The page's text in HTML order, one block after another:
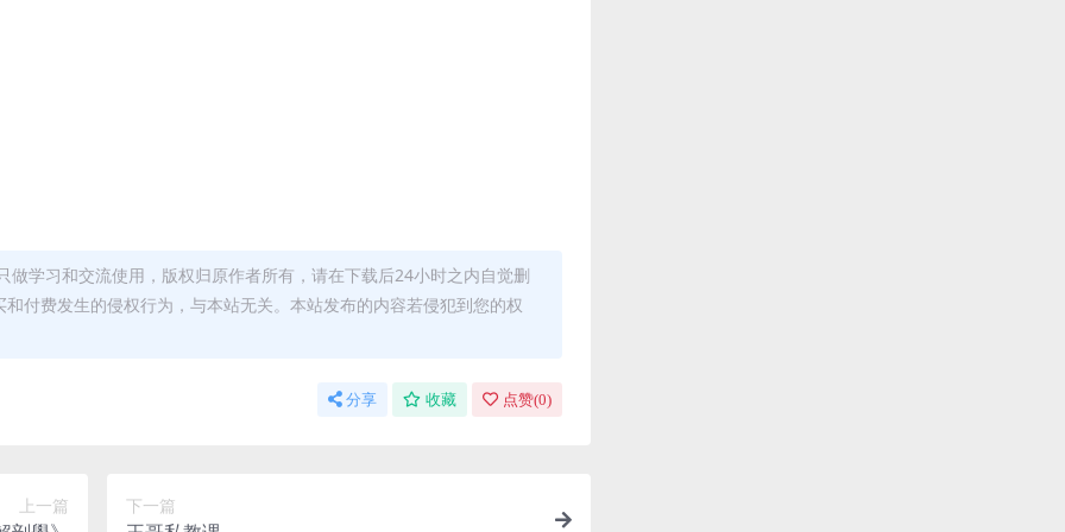
学习和交流使用，版权归原作者所有，请在下载后24小时之内自觉删
付费发生的侵权行为，与本站无关。本站发布的内容若侵犯到您的权
分享 收藏 点赞(0)
上一篇 下一篇